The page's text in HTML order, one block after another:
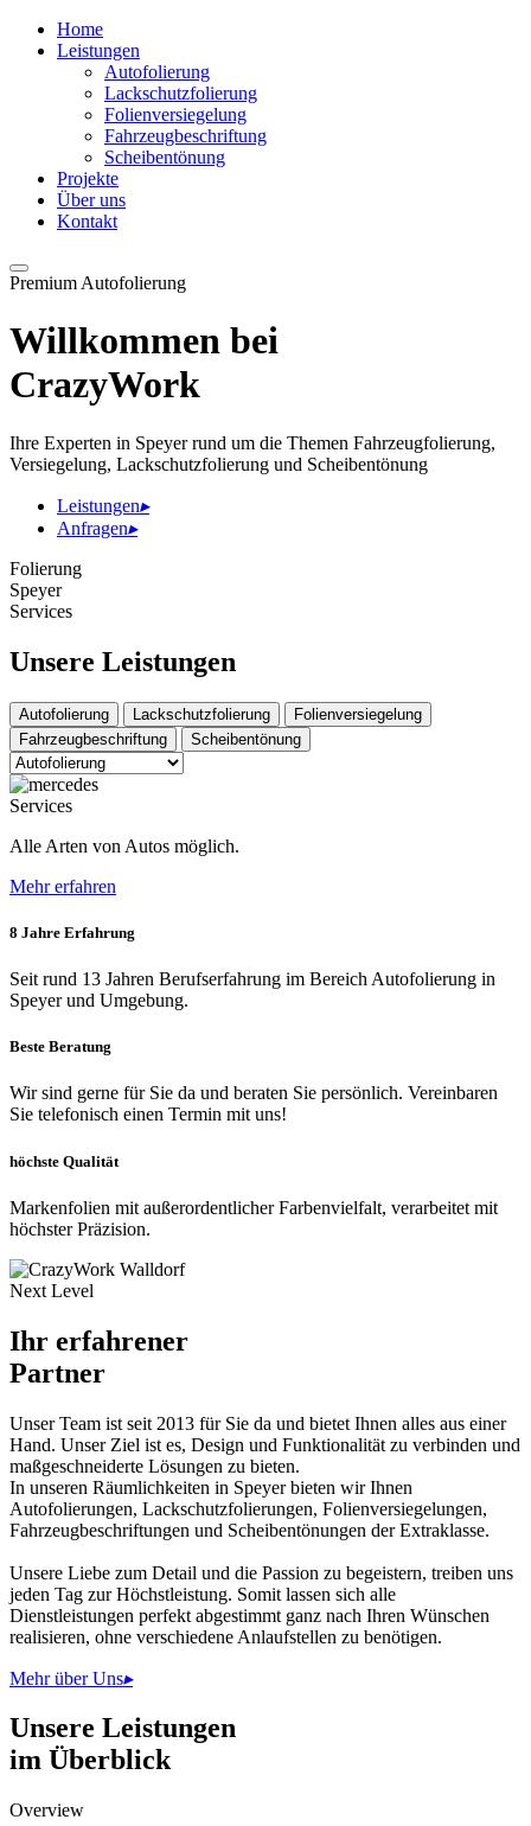
Home
Leistungen
Autofolierung
Lackschutzfolierung
Folienversiegelung
Fahrzeugbeschriftung
Scheibentönung
Projekte
Über uns
Kontakt
Premium Autofolierung
Willkommen bei
CrazyWork
Ihre Experten in Speyer rund um die Themen Fahrzeugfolierung,
Versiegelung, Lackschutzfolierung und Scheibentönung
Leistungen▸
Anfragen▸
Folierung
Speyer
Services
Unsere Leistungen
Autofolierung Lackschutzfolierung
Folienversiegelung
Fahrzeugbeschriftung
Scheibentönung
Services
Alle Arten von Autos möglich.
Mehr erfahren
8 Jahre Erfahrung
Seit rund 13 Jahren Berufserfahrung im Bereich Autofolierung in
Speyer und Umgebung.
Beste Beratung
Wir sind gerne für Sie da und beraten Sie persönlich. Vereinbaren
Sie telefonisch einen Termin mit uns!
höchste Qualität
Markenfolien mit außerordentlicher Farbenvielfalt, verarbeitet mit
höchster Präzision.
Next Level
Ihr erfahrener
Partner
Unser Team ist seit 2013 für Sie da und bietet Ihnen alles aus einer
Hand. Unser Ziel ist es, Design und Funktionalität zu verbinden und
maßgeschneiderte Lösungen zu bieten.
In unseren Räumlichkeiten in Speyer bieten wir Ihnen
Autofolierungen, Lackschutzfolierungen, Folienversiegelungen,
Fahrzeugbeschriftungen und Scheibentönungen der Extraklasse.
Unsere Liebe zum Detail und die Passion zu begeistern, treiben uns
jeden Tag zur Höchstleistung. Somit lassen sich alle
Dienstleistungen perfekt abgestimmt ganz nach Ihren Wünschen
realisieren, ohne verschiedene Anlaufstellen zu benötigen.
Mehr über Uns▸
Unsere Leistungen
im Überblick
Overview